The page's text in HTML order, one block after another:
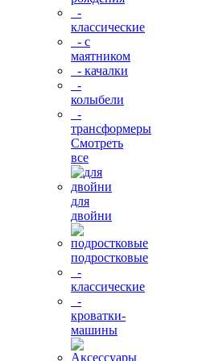
-
классические
- с
маятником
- качалки
-
колыбели
-
трансформеры
Смотреть
все
для
двойни
подростковые
-
классические
-
кроватки-
машины